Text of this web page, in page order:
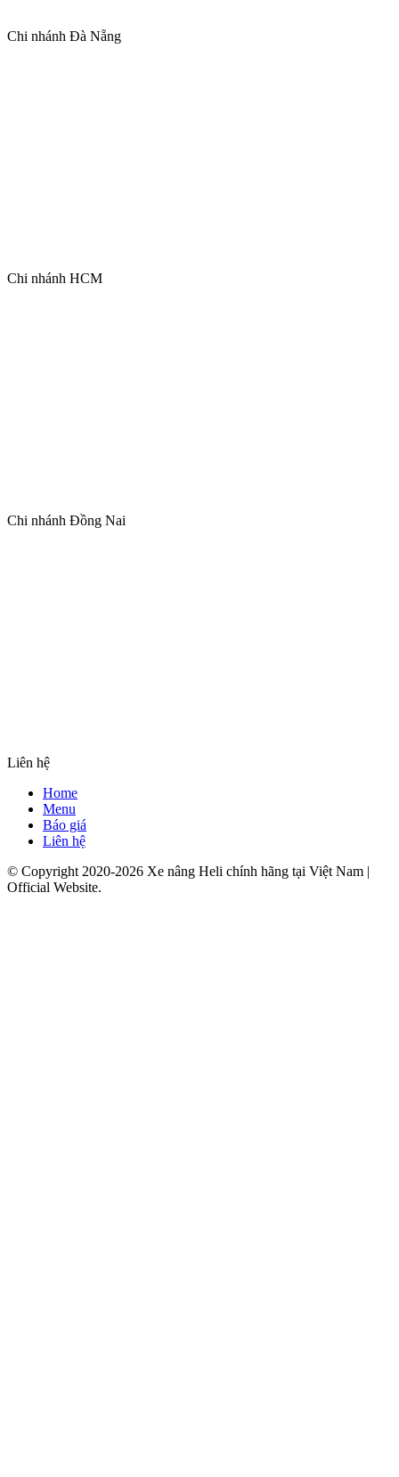
Chi nhánh Đà Nẵng
Chi nhánh HCM
Chi nhánh Đồng Nai
Liên hệ
Home
Menu
Báo giá
Liên hệ
© Copyright 2020-2026 Xe nâng Heli chính hãng tại Việt Nam |
Official Website.